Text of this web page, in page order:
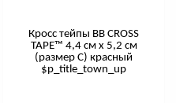
Кросс тейпы BB CROSS
TAPE™ 4,4 см x 5,2 см
(размер С) красный
$р_title_town_up